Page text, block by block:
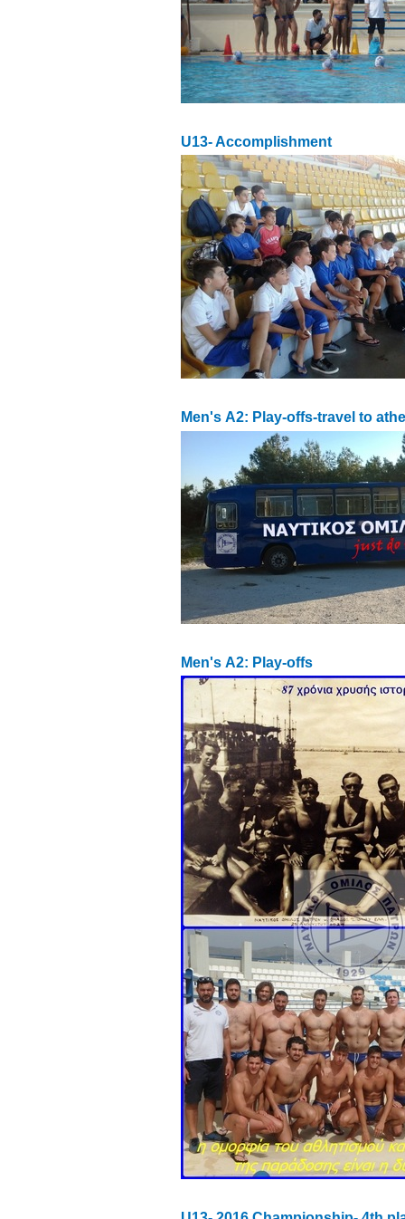
U13- Accomplishment
Men's Α2: Play-offs-travel to
Men's Α2: Play-offs